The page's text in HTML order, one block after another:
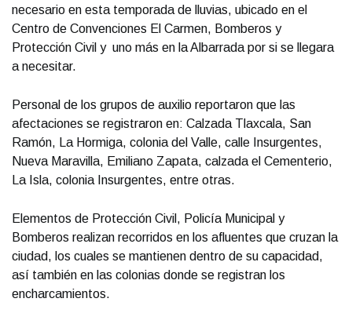
necesario en esta temporada de lluvias, ubicado en el
Centro de Convenciones El Carmen, Bomberos y
Protección Civil y uno más en la Albarrada por si se llegara
a necesitar.
Personal de los grupos de auxilio reportaron que las
afectaciones se registraron en: Calzada Tlaxcala, San
Ramón, La Hormiga, colonia del Valle, calle Insurgentes,
Nueva Maravilla, Emiliano Zapata, calzada el Cementerio,
La Isla, colonia Insurgentes, entre otras.
Elementos de Protección Civil, Policía Municipal y
Bomberos realizan recorridos en los afluentes que cruzan la
ciudad, los cuales se mantienen dentro de su capacidad,
así también en las colonias donde se registran los
encharcamientos.